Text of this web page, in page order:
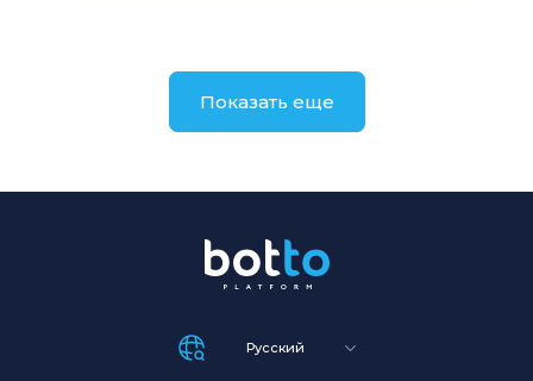
Показать еще
Русский